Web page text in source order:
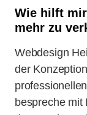
Wie hilft mir
mehr zu
Webdesign
der
bespreche mit